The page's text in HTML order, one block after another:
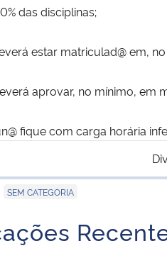
das disciplinas;
estar matriculad@ em,
aprovar, no mínimo,
fique com carga horária
SEM CATEGORIA